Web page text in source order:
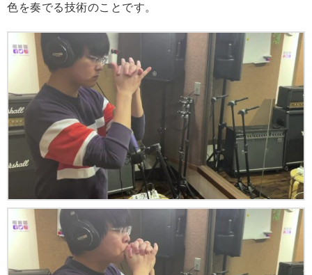
色を奏でる技術のことです。